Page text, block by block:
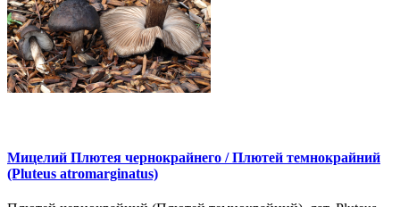
Мицелий Плютея чернокрайнего / Плютей темнокрайний
(Pluteus atromarginatus)